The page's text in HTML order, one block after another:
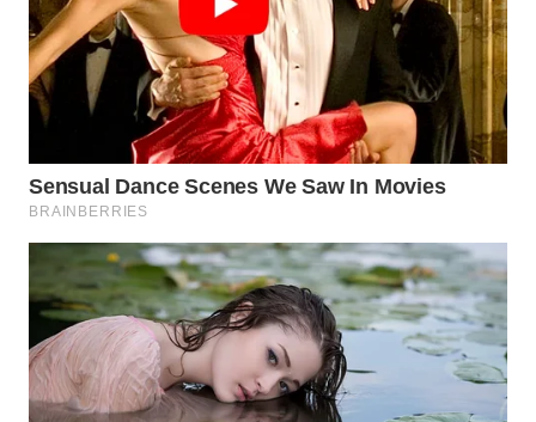
WAHANA
SELEB
PERSONA
OTOMOTIF
WAHANA
HEALTH
WAHANA